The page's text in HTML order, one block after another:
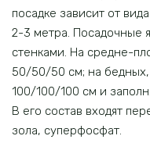
посадке зависит от
2-3 метра. Посадочные
стенками. На средне-
50/50/50 см; на
100/100/100 см и
В его состав входят
зола, суперфосфат.